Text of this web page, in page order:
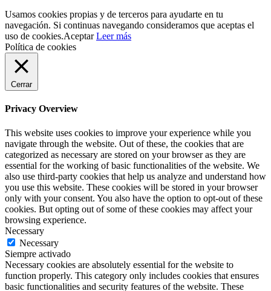
Usamos cookies propias y de terceros para ayudarte en tu
navegación. Si continuas navegando consideramos que aceptas el
uso de cookies.Aceptar Leer más
Política de cookies
Cerrar
Privacy Overview
This website uses cookies to improve your experience while you
navigate through the website. Out of these, the cookies that are
categorized as necessary are stored on your browser as they are
essential for the working of basic functionalities of the website. We
also use third-party cookies that help us analyze and understand how
you use this website. These cookies will be stored in your browser
only with your consent. You also have the option to opt-out of these
cookies. But opting out of some of these cookies may affect your
browsing experience.
Necessary
Necessary
Siempre activado
Necessary cookies are absolutely essential for the website to
function properly. This category only includes cookies that ensures
basic functionalities and security features of the website. These